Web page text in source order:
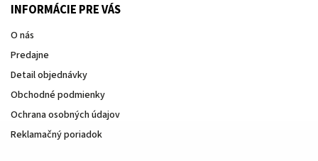
INFORMÁCIE PRE VÁS
O nás
Predajne
Detail objednávky
Obchodné podmienky
Ochrana osobných údajov
Reklamačný poriadok